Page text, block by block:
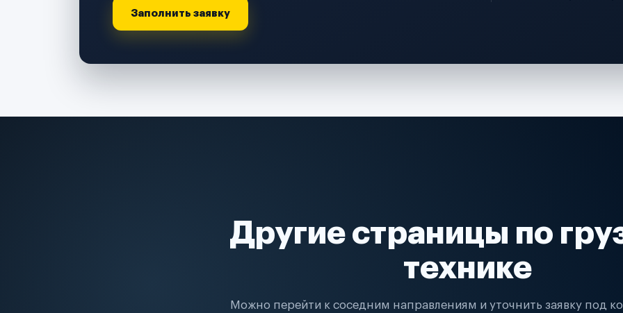
Заполнить заявку
Другие страницы по
технике
Можно перейти к соседним направлениям и уточнить заявку под